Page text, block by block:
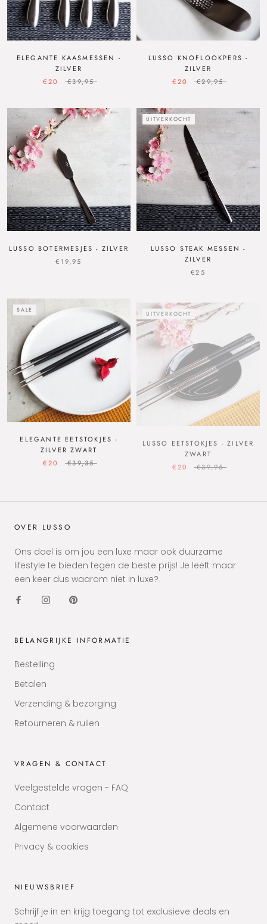
ELEGANTE KAASMESSEN -
ZILVER
€20
€39,95
LUSSO KNOFLOOKPERS -
ZILVER
€20
€29,95
LUSSO BOTERMESJES - ZILVER
€19,95
UITVERKOCHT
LUSSO STEAK MESSEN -
ZILVER
€25
SALE
ELEGANTE EETSTOKJES -
ZILVER ZWART
€20
€39,35
UITVERKOCHT
LUSSO EETSTOKJES - ZILVER
ZWART
€20
€39,95
OVER LUSSO
Ons doel is om jou een luxe maar ook duurzame
lifestyle te bieden tegen de beste prijs! Je leeft maar
een keer dus waarom niet in luxe?
BELANGRIJKE INFORMATIE
Bestelling
Betalen
Verzending & bezorging
Retourneren & ruilen
VRAGEN & CONTACT
Veelgestelde vragen - FAQ
Contact
Algemene voorwaarden
Privacy & cookies
NIEUWSBRIEF
Schrijf je in en krijg toegang tot exclusieve deals en